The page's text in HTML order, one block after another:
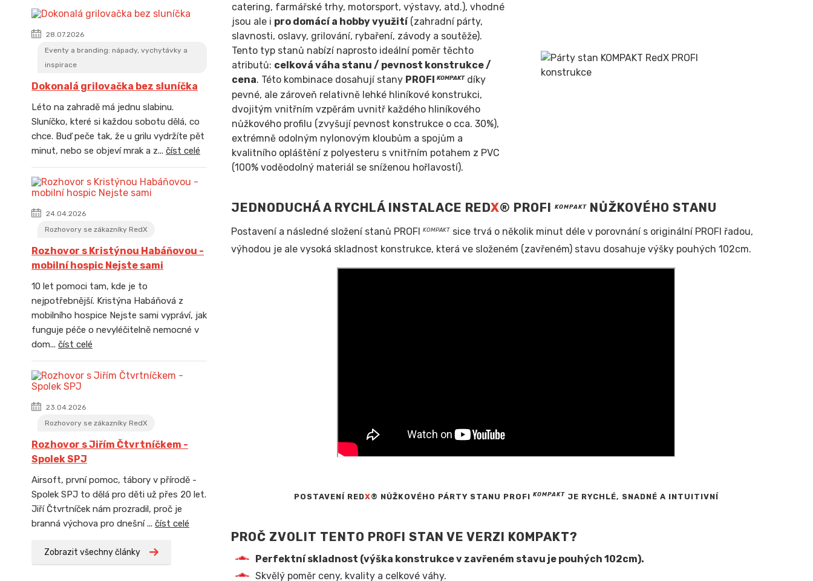
28.07.2026
Eventy a branding: nápady, vychytávky a
inspirace
Dokonalá grilovačka bez sluníčka
Léto na zahradě má jednu slabinu.
Sluníčko, které si každou sobotu dělá, co
chce. Buď peče tak, že u grilu vydržíte pět
minut, nebo se objeví mrak a z... číst celé
24.04.2026
Rozhovory se zákazníky RedX
Rozhovor s Kristýnou Habáňovou -
mobilní hospic Nejste sami
10 let pomoci tam, kde je to
nejpotřebnější. Kristýna Habáňová z
mobilního hospice Nejste sami vypráví, jak
funguje péče o nevyléčitelně nemocné v
dom... číst celé
23.04.2026
Rozhovory se zákazníky RedX
Rozhovor s Jiřím Čtvrtníčkem -
Spolek SPJ
Airsoft, první pomoc, tábory v přírodě -
Spolek SPJ to dělá pro děti už přes 20 let.
Jiří Čtvrtníček nám prozradil, proč je
branná výchova pro dnešní ... číst celé
Zobrazit všechny články
catering, farmářské trhy, motorsport, výstavy, atd.), vhodné
jsou ale i pro domácí a hobby využití(zahradní párty,
slavnosti, oslavy, grilování, rybaření, závody a soutěže).
Tento typ stanů nabízí naprosto ideální poměr těchto
atributů: celková váha stanu / pevnost konstrukce /
cena. Této kombinace dosahují stany PROFI KOMPAKTdíky
pevné, ale zároveň relativně lehké hliníkové konstrukci,
dvojitým vnitřním vzpěrám uvnitř každého hliníkového
nůžkového profilu (zvyšují pevnost konstrukce o cca. 30%),
extrémně odolným nylonovým kloubům a spojům a
kvalitního opláštění z polyesteru s vnitřním potahem z PVC
(100% voděodolný materiál se sníženou hořlavostí).
JEDNODUCHÁ A RYCHLÁ INSTALACE REDX® PROFI KOMPAKTNŮŽKOVÉHO STANU
Postavení a následné složení stanů PROFI KOMPAKTsice trvá o několik minut déle v porovnání s originální PROFI řadou,
výhodou je ale vysoká skladnost konstrukce, která ve složeném (zavřeném) stavu dosahuje výšky pouhých 102cm.
POSTAVENÍ REDX® NŮŽKOVÉHO PÁRTY STANU PROFI KOMPAKT JE RYCHLÉ, SNADNÉ A INTUITIVNÍ
PROČ ZVOLIT TENTO PROFI STAN VE VERZI KOMPAKT?
Perfektní skladnost (výška konstrukce v zavřeném stavu je pouhých 102cm).
Skvělý poměr ceny, kvality a celkové váhy.